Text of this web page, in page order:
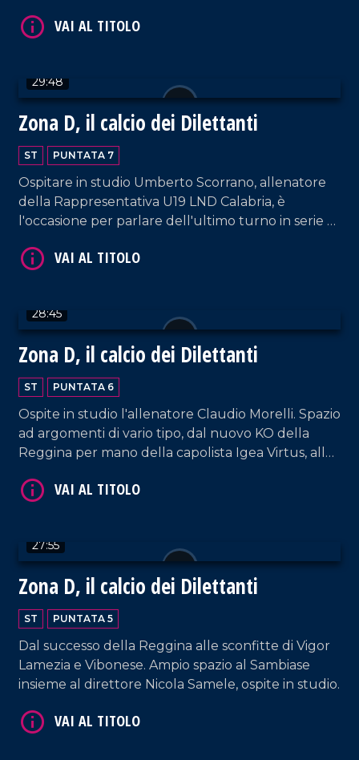
29:48
Zona D, il calcio dei Dilettanti
ST PUNTATA 7
Ospitare in studio Umberto Scorrano, allenatore
della Rappresentativa U19 LND Calabria, è
l'occasione per parlare dell'ultimo turno in serie D
Reggina/Vibonese. Uno sguardo anche ai giovani.
28:45
Zona D, il calcio dei Dilettanti
ST PUNTATA 6
Ospite in studio l'allenatore Claudio Morelli. Spazio
ad argomenti di vario tipo, dal nuovo KO della
Reggina per mano della capolista Igea Virtus, allo
del Sambiase con la Sancataldese e al pari della
27:55
Zona D, il calcio dei Dilettanti
ST PUNTATA 5
Dal successo della Reggina alle sconfitte di Vigor
Lamezia e Vibonese. Ampio spazio al Sambiase
insieme al direttore Nicola Samele, ospite in studio.